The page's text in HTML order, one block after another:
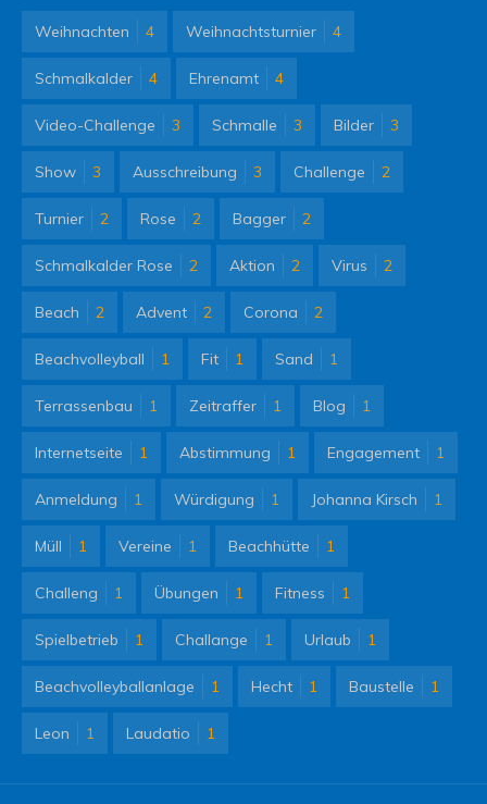
Weihnachten 4 Weihnachtsturnier 4
Schmalkalder 4 Ehrenamt 4
Video-Challenge 3 Schmalle 3 Bilder 3
Show 3 Ausschreibung 3 Challenge 2
Turnier 2 Rose 2 Bagger 2
Schmalkalder Rose 2 Aktion 2 Virus 2
Beach 2 Advent 2 Corona 2
Beachvolleyball 1 Fit 1 Sand 1
Terrassenbau 1 Zeitraffer 1 Blog 1
Internetseite 1 Abstimmung 1 Engagement 1
Anmeldung 1 Würdigung 1 Johanna Kirsch 1
Müll 1 Vereine 1 Beachhütte 1
Challeng 1 Übungen 1 Fitness 1
Spielbetrieb 1 Challange 1 Urlaub 1
Beachvolleyballanlage 1 Hecht 1 Baustelle 1
Leon 1 Laudatio 1